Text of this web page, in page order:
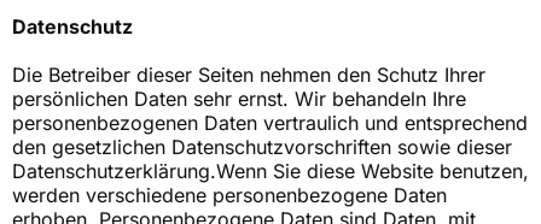
Datenschutz
Die Betreiber dieser Seiten nehmen den Schutz Ihrer
persönlichen Daten sehr ernst. Wir behandeln Ihre
personenbezogenen Daten vertraulich und entsprechend
den gesetzlichen Datenschutzvorschriften sowie dieser
Datenschutzerklärung.Wenn Sie diese Website benutzen,
werden verschiedene personenbezogene Daten
erhoben. Personenbezogene Daten sind Daten, mit